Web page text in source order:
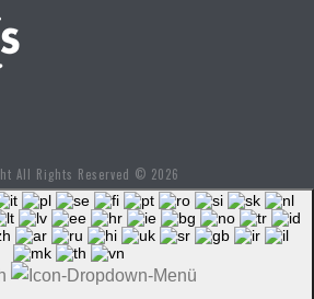
All Rights Reserved © 2026